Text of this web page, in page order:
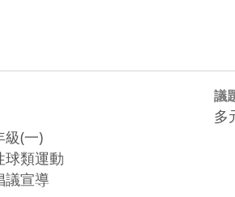
級(一)
球類運動
議宣導
議
多